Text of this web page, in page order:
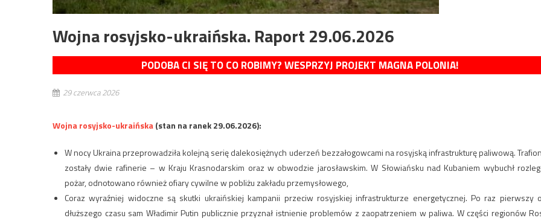
Wojna rosyjsko-ukraińska. Raport 29.06.2026
PODOBA CI SIĘ TO CO ROBIMY? WESPRZYJ PROJEKT MAGNA POLONIA!
29 czerwca 2026
Wojna rosyjsko-ukraińska(stan na ranek 29.06.2026):
W nocy Ukraina przeprowadziła kolejną serię dalekosiężnych uderzeń bezzałogowcami na rosyjską infrastrukturę paliwową.
zostały dwie rafinerie – w Kraju Krasnodarskim oraz w obwodzie jarosławskim. W Słowiańsku nad Kubaniem wybuchł
pożar, odnotowano również ofiary cywilne w pobliżu zakładu przemysłowego,
Coraz wyraźniej widoczne są skutki ukraińskiej kampanii przeciw rosyjskiej infrastrukturze energetycznej. Po raz pierwszy
dłuższego czasu sam Władimir Putin publicznie przyznał istnienie problemów z zaopatrzeniem w paliwa. W części regionów